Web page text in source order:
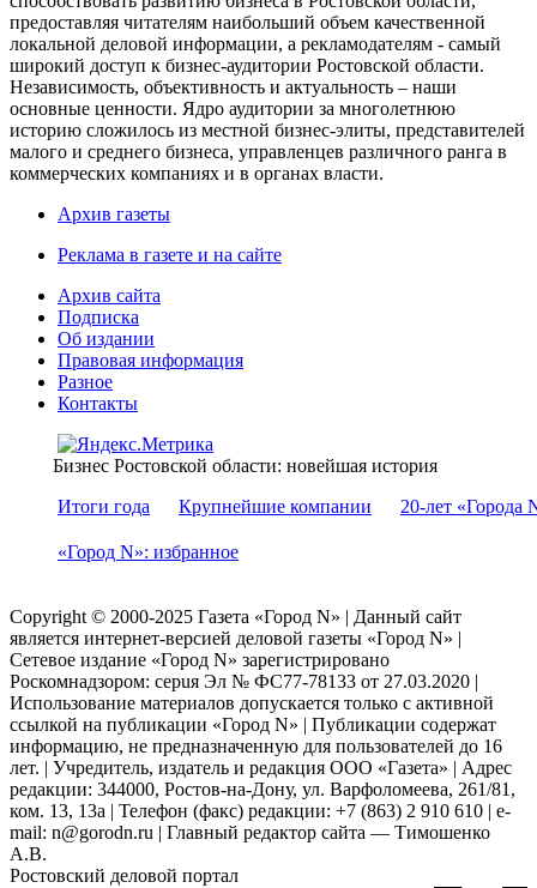
предоставляя читателям наибольший объем качественной
локальной деловой информации, а рекламодателям - самый
широкий доступ к бизнес-аудитории Ростовской области.
Независимость, объективность и актуальность – наши
основные ценности. Ядро аудитории за многолетнюю
историю сложилось из местной бизнес-элиты, представителей
малого и среднего бизнеса, управленцев различного ранга в
коммерческих компаниях и в органах власти.
Архив газеты
Реклама в газете и на сайте
Архив сайта
Подписка
Об издании
Правовая информация
Разное
Контакты
Бизнес Ростовской области: новейшая история
Итоги года
Крупнейшие компании 20-лет «Города
«Город N»: избранное
Copyright © 2000-2025 Газета «Город N» | Данный сайт
является интернет-версией деловой газеты «Город N» |
Сетевое издание «Город N» зарегистрировано
Роскомнадзором: серuя Эл № ФС77-78133 от 27.03.2020 |
Использование материалов допускается только с активной
ссылкой на публикации «Город N» | Публикации содержат
информацию, не предназначенную для пользователей до 16
лет. | Учредитель, издатель и редакция ООО «Газета» | Адрес
редакции: 344000, Ростов-на-Дону, ул. Варфоломеева, 261/81,
ком. 13, 13а | Телефон (факс) редакции: +7 (863) 2 910 610 | e-
mail: n@gorodn.ru | Главный редактор сайта — Тимошенко
А.В.
Ростовский деловой портал